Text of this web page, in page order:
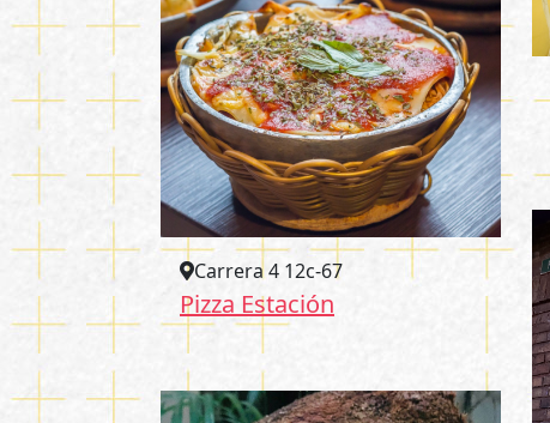
Carrera 4 12c-67
Pizza Estación